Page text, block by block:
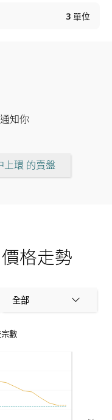
3 單位
知你
上環 的賣盤
格走勢
全部
數